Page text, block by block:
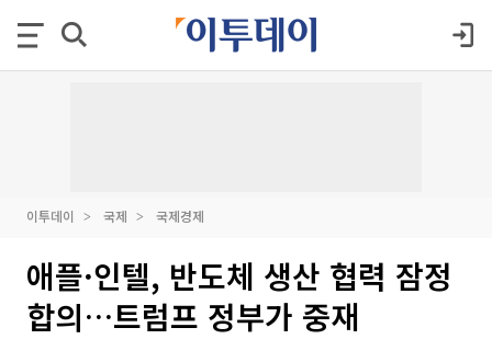
이투데이 국제 국제경제
애플·인텔, 반도체 생산 협력 잠정
합의…트럼프 정부가 중재